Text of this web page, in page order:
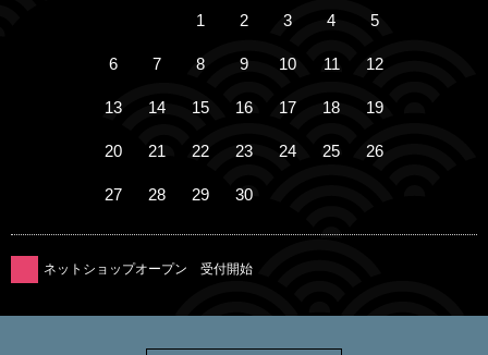
1
2 3 4 5
6 7 8 9 10 11 12
13 14 15 16 17 18 19
20 21 22 23 24 25 26
27 28 29 30
ネットショップオープン 受付開始